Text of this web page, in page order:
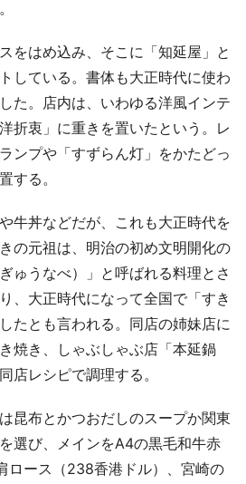
をはめ込み、そこに「知延屋」と
している。書体も大正時代に使わ
た。店内は、いわゆる洋風インテ
折衷」に重きを置いたという。レ
ンプや「すずらん灯」をかたどっ
する。
牛丼などだが、これも大正時代を
の元祖は、明治の初め文明開化の
ゅうなべ）」と呼ばれる料理とさ
、大正時代になって全国で「すき
たとも言われる。同店の姉妹店に
焼き、しゃぶしゃぶ店「本延鍋
店レシピで調理する。
昆布とかつおだしのスープか関東
選び、メインをA4の黒毛和牛赤
ロース（238香港ドル）、宮崎の